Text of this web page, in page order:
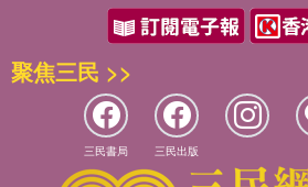
聚焦三民 >>
三民書局 三民出版